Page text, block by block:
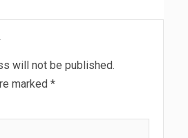
will not be published.
marked *